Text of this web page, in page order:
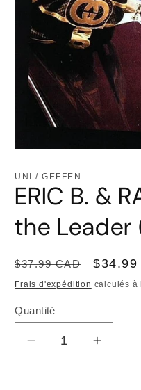
média
dans
une
fenêtre
modale
UNI / GEFFEN
ERIC B. &
the Leader
Prix
habituel
$37.99 CAD
Prix
$34.99
Frais d'expédition calculés à
Quantité
Quantité
Réduire
la
quantité
la